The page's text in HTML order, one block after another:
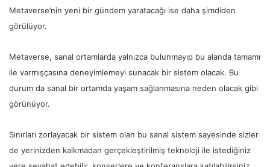
Metaverse’nin yeni bir gündem yaratacağı ise daha şimdiden
görülüyor.
Metaverse, sanal ortamlarda yalnızca bulunmayıp bu alanda tamamı
ile varmışçasına deneyimlemeyi sunacak bir sistem olacak. Bu
durum da sanal bir ortamda yaşam sağlanmasına neden olacak gibi
görünüyor.
Sınırları zorlayacak bir sistem olan bu sanal sistem sayesinde sizler
de yerinizden kalkmadan gerçekleştirilmiş teknoloji ile istediğiniz